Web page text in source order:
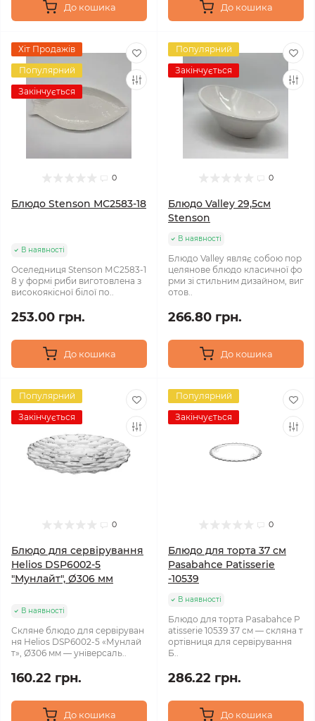
До кошика До кошика
Хіт Продажів
Популярний
Закінчується
0
Блюдо Stenson МС2583-18
В наявності
Оселедниця Stenson МС2583-1
8 у формі риби виготовлена з
високоякісної білої по..
253.00 грн.
До кошика
Популярний
Закінчується
0
Блюдо Valley 29,5см
Stenson
В наявності
Блюдо Valley являє собою пор
целянове блюдо класичної фо
рми зі стильним дизайном, виг
отов..
266.80 грн.
До кошика
Популярний
Закінчується
0
Блюдо для сервірування
Helios DSP6002-5
"Мунлайт", Ø306 мм
В наявності
Скляне блюдо для сервіруван
ня Helios DSP6002-5 «Мунлай
т», Ø306 мм — універсаль..
160.22 грн.
До кошика
Популярний
Закінчується
0
Блюдо для торта 37 см
Pasabahce Patisserie
-10539
В наявності
Блюдо для торта Pasabahce P
atisserie 10539 37 см — скляна т
ортівниця для сервірування
Б..
286.22 грн.
До кошика